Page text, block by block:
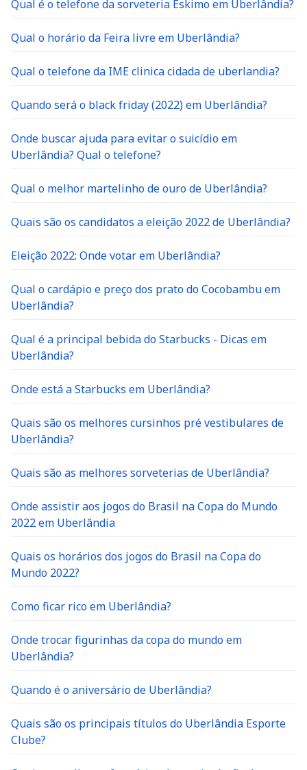
Qual é o telefone da sorveteria Eskimo em Uberlândia?
Qual o horário da Feira livre em Uberlândia?
Qual o telefone da IME clinica cidada de uberlandia?
Quando será o black friday (2022) em Uberlândia?
Onde buscar ajuda para evitar o suicídio em
Uberlândia? Qual o telefone?
Qual o melhor martelinho de ouro de Uberlândia?
Quais são os candidatos a eleição 2022 de Uberlândia?
Eleição 2022: Onde votar em Uberlândia?
Qual o cardápio e preço dos prato do Cocobambu em
Uberlândia?
Qual é a principal bebida do Starbucks - Dicas em
Uberlândia?
Onde está a Starbucks em Uberlândia?
Quais são os melhores cursinhos pré vestibulares de
Uberlândia?
Quais são as melhores sorveterias de Uberlândia?
Onde assistir aos jogos do Brasil na Copa do Mundo
2022 em Uberlândia
Quais os horários dos jogos do Brasil na Copa do
Mundo 2022?
Como ficar rico em Uberlândia?
Onde trocar figurinhas da copa do mundo em
Uberlândia?
Quando é o aniversário de Uberlândia?
Quais são os principais títulos do Uberlândia Esporte
Clube?